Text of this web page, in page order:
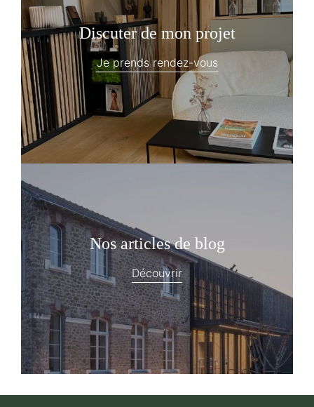
Discuter de mon projet
Je prends rendez-vous
Nos articles de blog
Découvrir